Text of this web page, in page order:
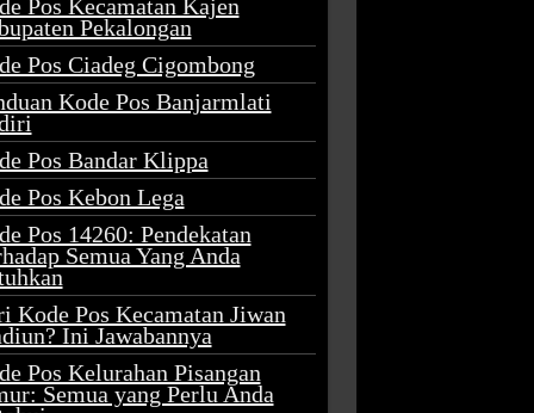
Pos Kecamatan Kajen
Pekalongan
Pos Ciadeg Cigombong
Kode Pos Banjarmlati
Pos Bandar Klippa
Pos Kebon Lega
Pos 14260: Pendekatan
Semua Yang Anda
Kode Pos Kecamatan Jiwan
Ini Jawabannya
Pos Kelurahan Pisangan
Semua yang Perlu Anda